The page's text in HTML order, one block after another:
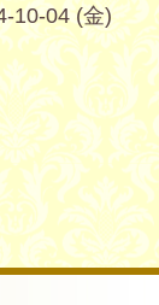
10-04 (金)